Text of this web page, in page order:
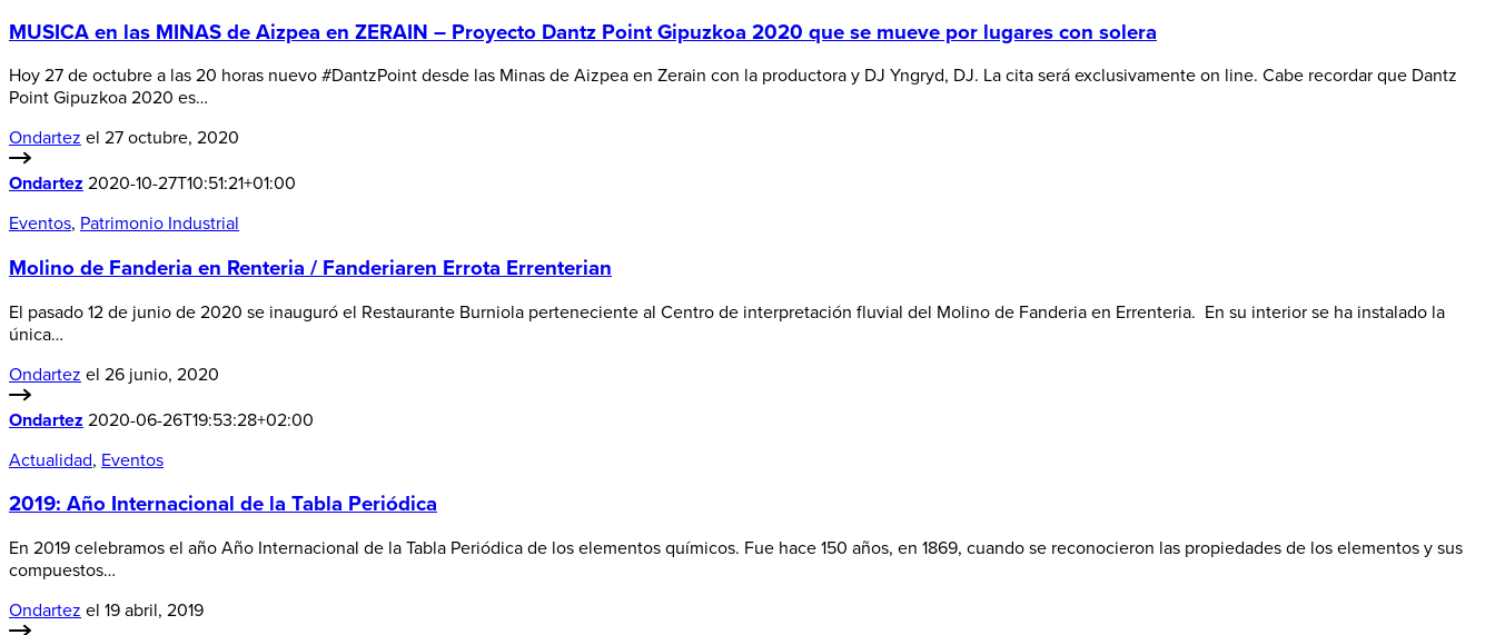
MUSICA en las MINAS de Aizpea en ZERAIN – Proyecto Dantz Point Gipuzkoa 2020 que se mueve por lugares con solera
Hoy 27 de octubre a las 20 horas nuevo #DantzPoint desde las Minas de Aizpea en Zerain con la productora y DJ Yngryd, DJ. La cita será exclusivamente on line. Cabe recordar que Dantz
Point Gipuzkoa 2020 es…
Ondartez el 27 octubre, 2020
Ondartez 2020-10-27T10:51:21+01:00
Eventos, Patrimonio Industrial
Molino de Fanderia en Renteria / Fanderiaren Errota Errenterian
El pasado 12 de junio de 2020 se inauguró el Restaurante Burniola perteneciente al Centro de interpretación fluvial del Molino de Fanderia en Errenteria. En su interior se ha instalado la
única…
Ondartez el 26 junio, 2020
Ondartez 2020-06-26T19:53:28+02:00
Actualidad, Eventos
2019: Año Internacional de la Tabla Periódica
En 2019 celebramos el año Año Internacional de la Tabla Periódica de los elementos químicos. Fue hace 150 años, en 1869, cuando se reconocieron las propiedades de los elementos y sus
compuestos…
Ondartez el 19 abril, 2019